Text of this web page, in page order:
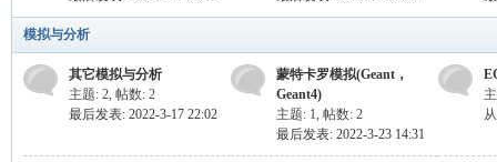
模拟与分析
其它模拟与分析
主题: 2, 帖数: 2
最后发表: 2022-3-17 22:02
蒙特卡罗模拟(Geant，
Geant4)
主题: 1, 帖数: 2
最后发表: 2022-3-23 14:31